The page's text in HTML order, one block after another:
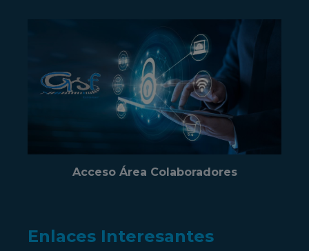
Acceso Área Colaboradores
Enlaces Interesantes